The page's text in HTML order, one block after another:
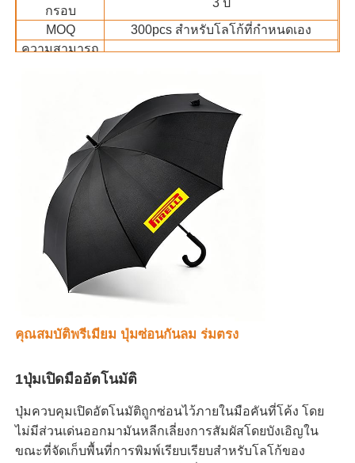
ข่าว
ร่มกอล์ฟ
ร่มเดิน
ร่มขนาดกะทัดรัด
ร่มส่งเสริมการขาย
ร่มกันลม
ร่มเปิดอัตโนมัติ
กรอบ
3 ปี
MOQ
300pcs สําหรับโลโก้ที่กําหนดเอง
ความสามารถ
1 ชิ้น/ถุง OPP 15 ชิ้น/กล่องภายใน 30 ชิ้น/
กล่อง
ระยะเวลาใน
การผลิต
30 วันทําการ
การชําระเงินที่
ได้รับการ
สนับสนุน
T/T, Western Union, L/C
คุณสมบัติพรีเมียม ปุ่มซ่อนกันลม ร่มตรง
1ปุ่มเปิดมืออัตโนมัติ
ปุ่มควบคุมเปิดอัตโนมัติถูกซ่อนไว้ภายในมือคันที่โค้ง โดย
ไม่มีส่วนเด่นออกมามันหลีกเลี่ยงการสัมผัสโดยบังเอิญใน
ขณะที่จัดเก็บพื้นที่การพิมพ์เรียบเรียบสําหรับโลโก้ของ